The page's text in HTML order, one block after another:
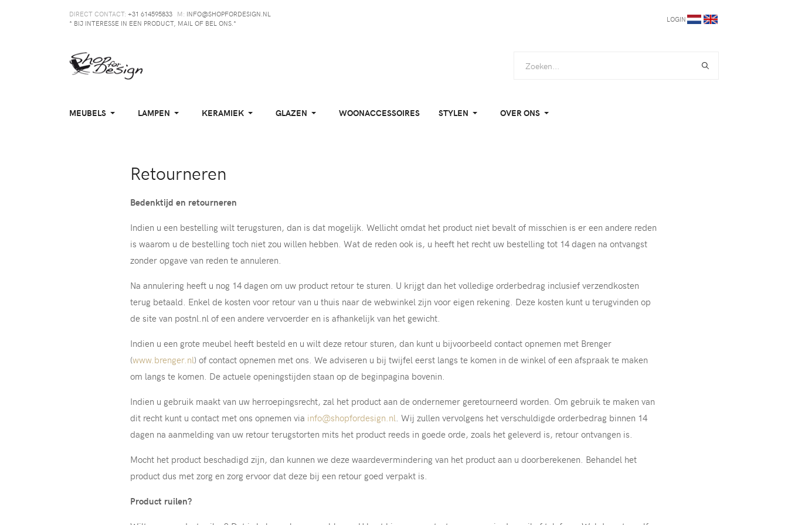
DIRECT CONTACT: +31 614595833 M: INFO@SHOPFORDESIGN.NL
* BIJ INTERESSE IN EEN PRODUCT, MAIL OF BEL ONS.*
LOGIN
MEUBELS LAMPEN KERAMIEK GLAZEN WOONACCESSOIRES STYLEN OVER ONS
Retourneren
Bedenktijd en retourneren
Indien u een bestelling wilt terugsturen, dan is dat mogelijk. Wellicht omdat het product niet bevalt of misschien is er een andere reden
is waarom u de bestelling toch niet zou willen hebben. Wat de reden ook is, u heeft het recht uw bestelling tot 14 dagen na ontvangst
zonder opgave van reden te annuleren.
Na annulering heeft u nog 14 dagen om uw product retour te sturen. U krijgt dan het volledige orderbedrag inclusief verzendkosten
terug betaald. Enkel de kosten voor retour van u thuis naar de webwinkel zijn voor eigen rekening. Deze kosten kunt u terugvinden op
de site van postnl.nl of een andere vervoerder en is afhankelijk van het gewicht.
Indien u een grote meubel heeft besteld en u wilt deze retour sturen, dan kunt u bijvoorbeeld contact opnemen met Brenger
(www.brenger.nl) of contact opnemen met ons. We adviseren u bij twijfel eerst langs te komen in de winkel of een afspraak te maken
om langs te komen. De actuele openingstijden staan op de beginpagina bovenin.
Indien u gebruik maakt van uw herroepingsrecht, zal het product aan de ondernemer geretourneerd worden. Om gebruik te maken van
dit recht kunt u contact met ons opnemen via info@shopfordesign.nl . Wij zullen vervolgens het verschuldigde orderbedrag binnen 14
dagen na aanmelding van uw retour terugstorten mits het product reeds in goede orde, zoals het geleverd is, retour ontvangen is.
Mocht het product beschadigd zijn, dan kunnen we deze waardevermindering van het product aan u doorberekenen. Behandel het
product dus met zorg en zorg ervoor dat deze bij een retour goed verpakt is.
Product ruilen?